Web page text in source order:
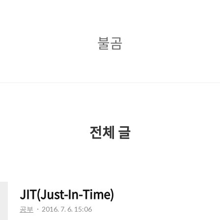
곰
불곰
전체 글
JIT(Just-In-Time)
공부 2016. 7. 6. 15:06